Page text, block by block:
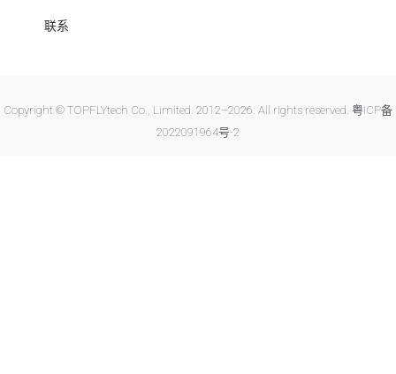
联系
Copyright © TOPFLYtech Co., Limited. 2012–2026. All rights reserved. 粤ICP备
2022091964号-2